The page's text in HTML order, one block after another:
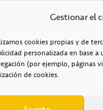
Gestionar el
cookies propias y de
personalizada en base
(por ejemplo, páginas
de cookies.